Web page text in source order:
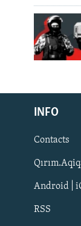
Русский
Українською
QOŞULIÑIZ!
INFO
Contacts
Android |
RSS